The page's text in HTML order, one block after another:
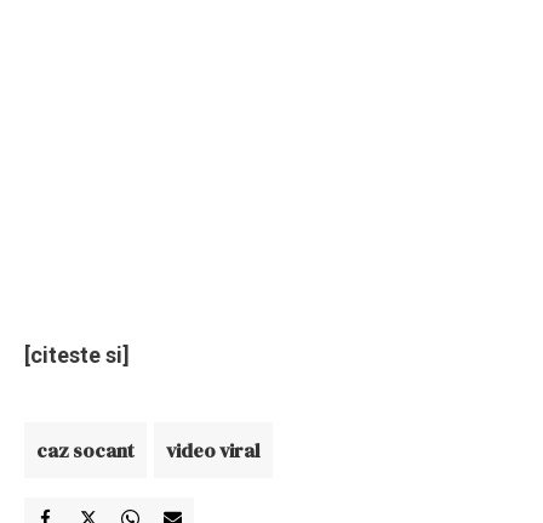
[citeste si]
caz socant video viral